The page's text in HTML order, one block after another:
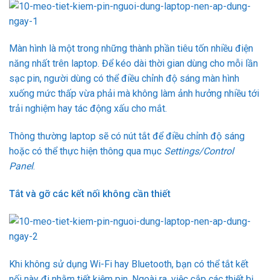
Màn hình là một trong những thành phần tiêu tốn nhiều điện
năng nhất trên laptop. Để kéo dài thời gian dùng cho mỗi lần
sạc pin, người dùng có thể điều chỉnh độ sáng màn hình
xuống mức thấp vừa phải mà không làm ảnh hưởng nhiều tới
trải nghiệm hay tác động xấu cho mắt.
Thông thường laptop sẽ có nút tắt để điều chỉnh độ sáng
hoặc có thể thực hiện thông qua mục Settings/Control
Panel.
Tắt và gỡ các kết nối không cần thiết
Khi không sử dụng Wi-Fi hay Bluetooth, bạn có thể tắt kết